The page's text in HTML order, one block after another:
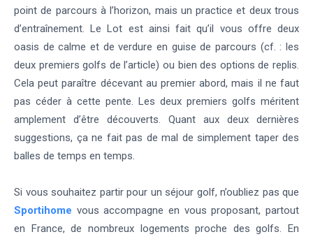
point de parcours à l’horizon, mais un practice et deux trous
d’entraînement. Le Lot est ainsi fait qu’il vous offre deux
oasis de calme et de verdure en guise de parcours (cf. : les
deux premiers golfs de l’article) ou bien des options de replis.
Cela peut paraître décevant au premier abord, mais il ne faut
pas céder à cette pente. Les deux premiers golfs méritent
amplement d’être découverts. Quant aux deux dernières
suggestions, ça ne fait pas de mal de simplement taper des
balles de temps en temps.
Si vous souhaitez partir pour un séjour golf, n’oubliez pas que
Sportihome vous accompagne en vous proposant, partout
en France, de nombreux logements proche des golfs. En